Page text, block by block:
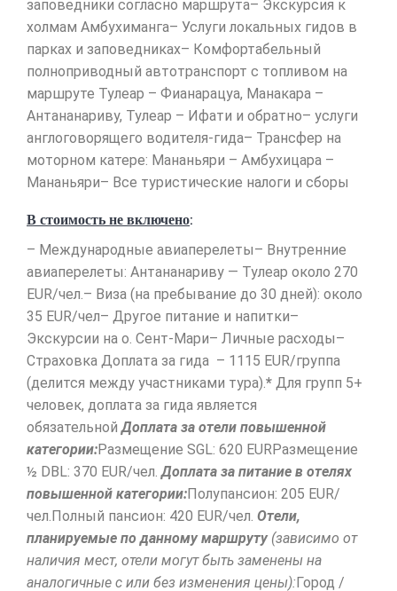
заповедники согласно маршрута– Экскурсия к
холмам Амбухиманга– Услуги локальных гидов в
парках и заповедниках– Комфортабельный
полноприводный автотранспорт с топливом на
маршруте Тулеар – Фианарацуа, Манакара –
Антананариву, Тулеар – Ифати и обратно– услуги
англоговорящего водителя-гида– Трансфер на
моторном катере: Мананьяри – Амбухицара –
Мананьяри– Все туристические налоги и сборы
В стоимость не включено:
– Международные авиаперелеты– Внутренние
авиаперелеты: Антананариву — Тулеар около 270
EUR/чел.– Виза (на пребывание до 30 дней): около
35 EUR/чел– Другое питание и напитки–
Экскурсии на о. Сент-Мари– Личные расходы–
Страховка Доплата за гида – 1115 EUR/группа
(делится между участниками тура). * Для групп 5+
человек, доплата за гида является
обязательнойДоплата за отели повышенной
категории:Размещение SGL: 620 EURРазмещение
½ DBL: 370 EUR/чел.Доплата за питание в отелях
повышенной категории:Полупансион: 205 EUR/
чел.Полный пансион: 420 EUR/чел. Отели,
планируемые по данному маршруту (зависимо от
наличия мест, отели могут быть заменены на
аналогичные с или без изменения цены):Город /